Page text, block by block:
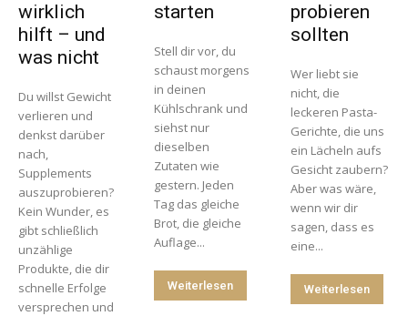
wirklich
hilft – und
was nicht
Du willst Gewicht
verlieren und
denkst darüber
nach,
Supplements
auszuprobieren?
Kein Wunder, es
gibt schließlich
unzählige
Produkte, die dir
schnelle Erfolge
versprechen und
starten
Stell dir vor, du
schaust morgens
in deinen
Kühlschrank und
siehst nur
dieselben
Zutaten wie
gestern. Jeden
Tag das gleiche
Brot, die gleiche
Auflage...
Weiterlesen
probieren
sollten
Wer liebt sie
nicht, die
leckeren Pasta-
Gerichte, die uns
ein Lächeln aufs
Gesicht zaubern?
Aber was wäre,
wenn wir dir
sagen, dass es
eine...
Weiterlesen